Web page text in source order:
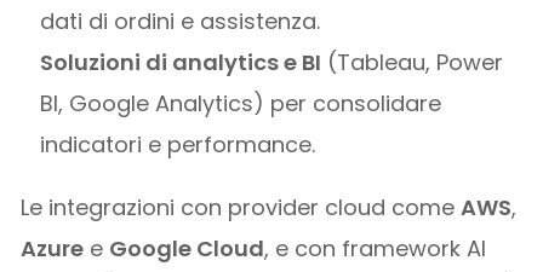
dati di ordini e assistenza.
Soluzioni di analytics e BI (Tableau, Power
BI, Google Analytics) per consolidare
indicatori e performance.
Le integrazioni con provider cloud comeAWS,
Azure e Google Cloud, e con framework AI